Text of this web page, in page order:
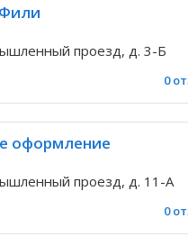
проезд, д. 3-Б
0
оформление
проезд, д. 11-А
0